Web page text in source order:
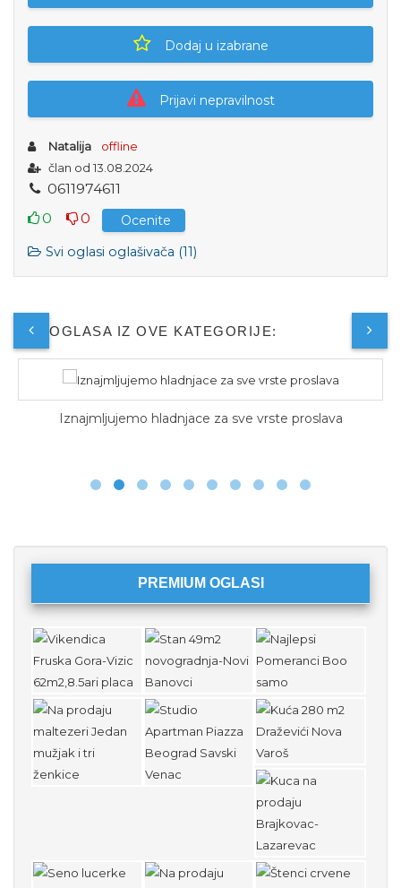
Dodaj u izabrane
Prijavi nepravilnost
Natalija
offline
član od 13.08.2024
0611974611
0
0
Ocenite
Svi oglasi oglašivača (11)
JOŠ OGLASA IZ OVE KATEGORIJE:
Iznajmljujemo hladnjace za sve vrste proslava
PREMIUM OGLASI